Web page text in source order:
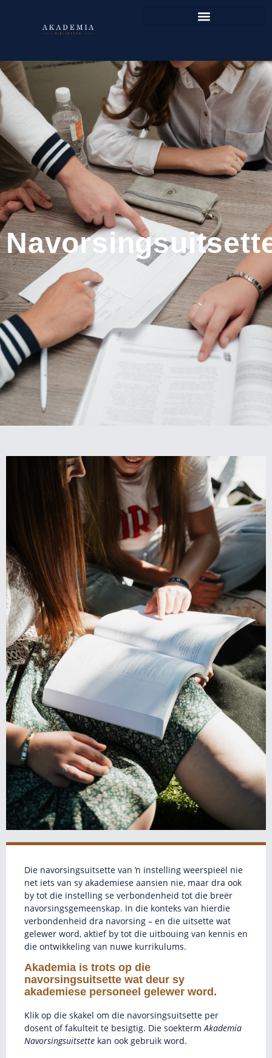
Die navorsingsuitsette van ŉ instelling weerspieël nie
net iets van sy akademiese aansien nie, maar dra ook
by tot die instelling se verbondenheid tot die breër
navorsingsgemeenskap. In die konteks van hierdie
verbondenheid dra navorsing – en die uitsette wat
gelewer word, aktief by tot die uitbouing van kennis en
die ontwikkeling van nuwe kurrikulums.
Akademia is trots op die
navorsingsuitsette wat deur sy
akademiese personeel gelewer word.
Klik op die skakel om die navorsingsuitsette per
dosent of fakulteit te besigtig. Die soektermAkademia
Navorsingsuitsette kan ook gebruik word.